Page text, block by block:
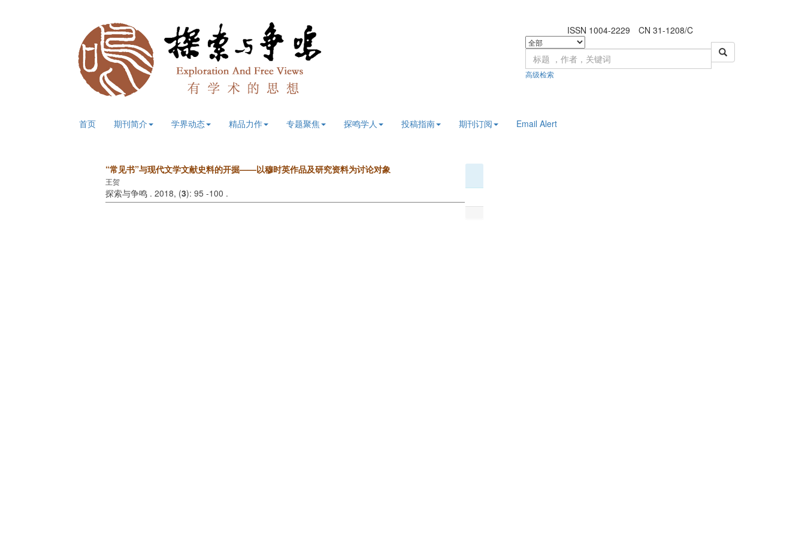
ISSN 1004-2229 CN 31-1208/C
高级检索
首页 期刊简介 学界动态 精品力作 专题聚焦 探鸣学人 投稿指南 期刊订阅 Email Alert
“常见书”与现代文学文献史料的开掘——以穆时英作品及研究资料为讨论对象
王贺
探索与争鸣 . 2018, (3): 95 -100 .